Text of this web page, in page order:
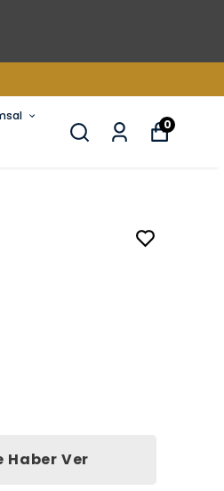
0
Haber Ver